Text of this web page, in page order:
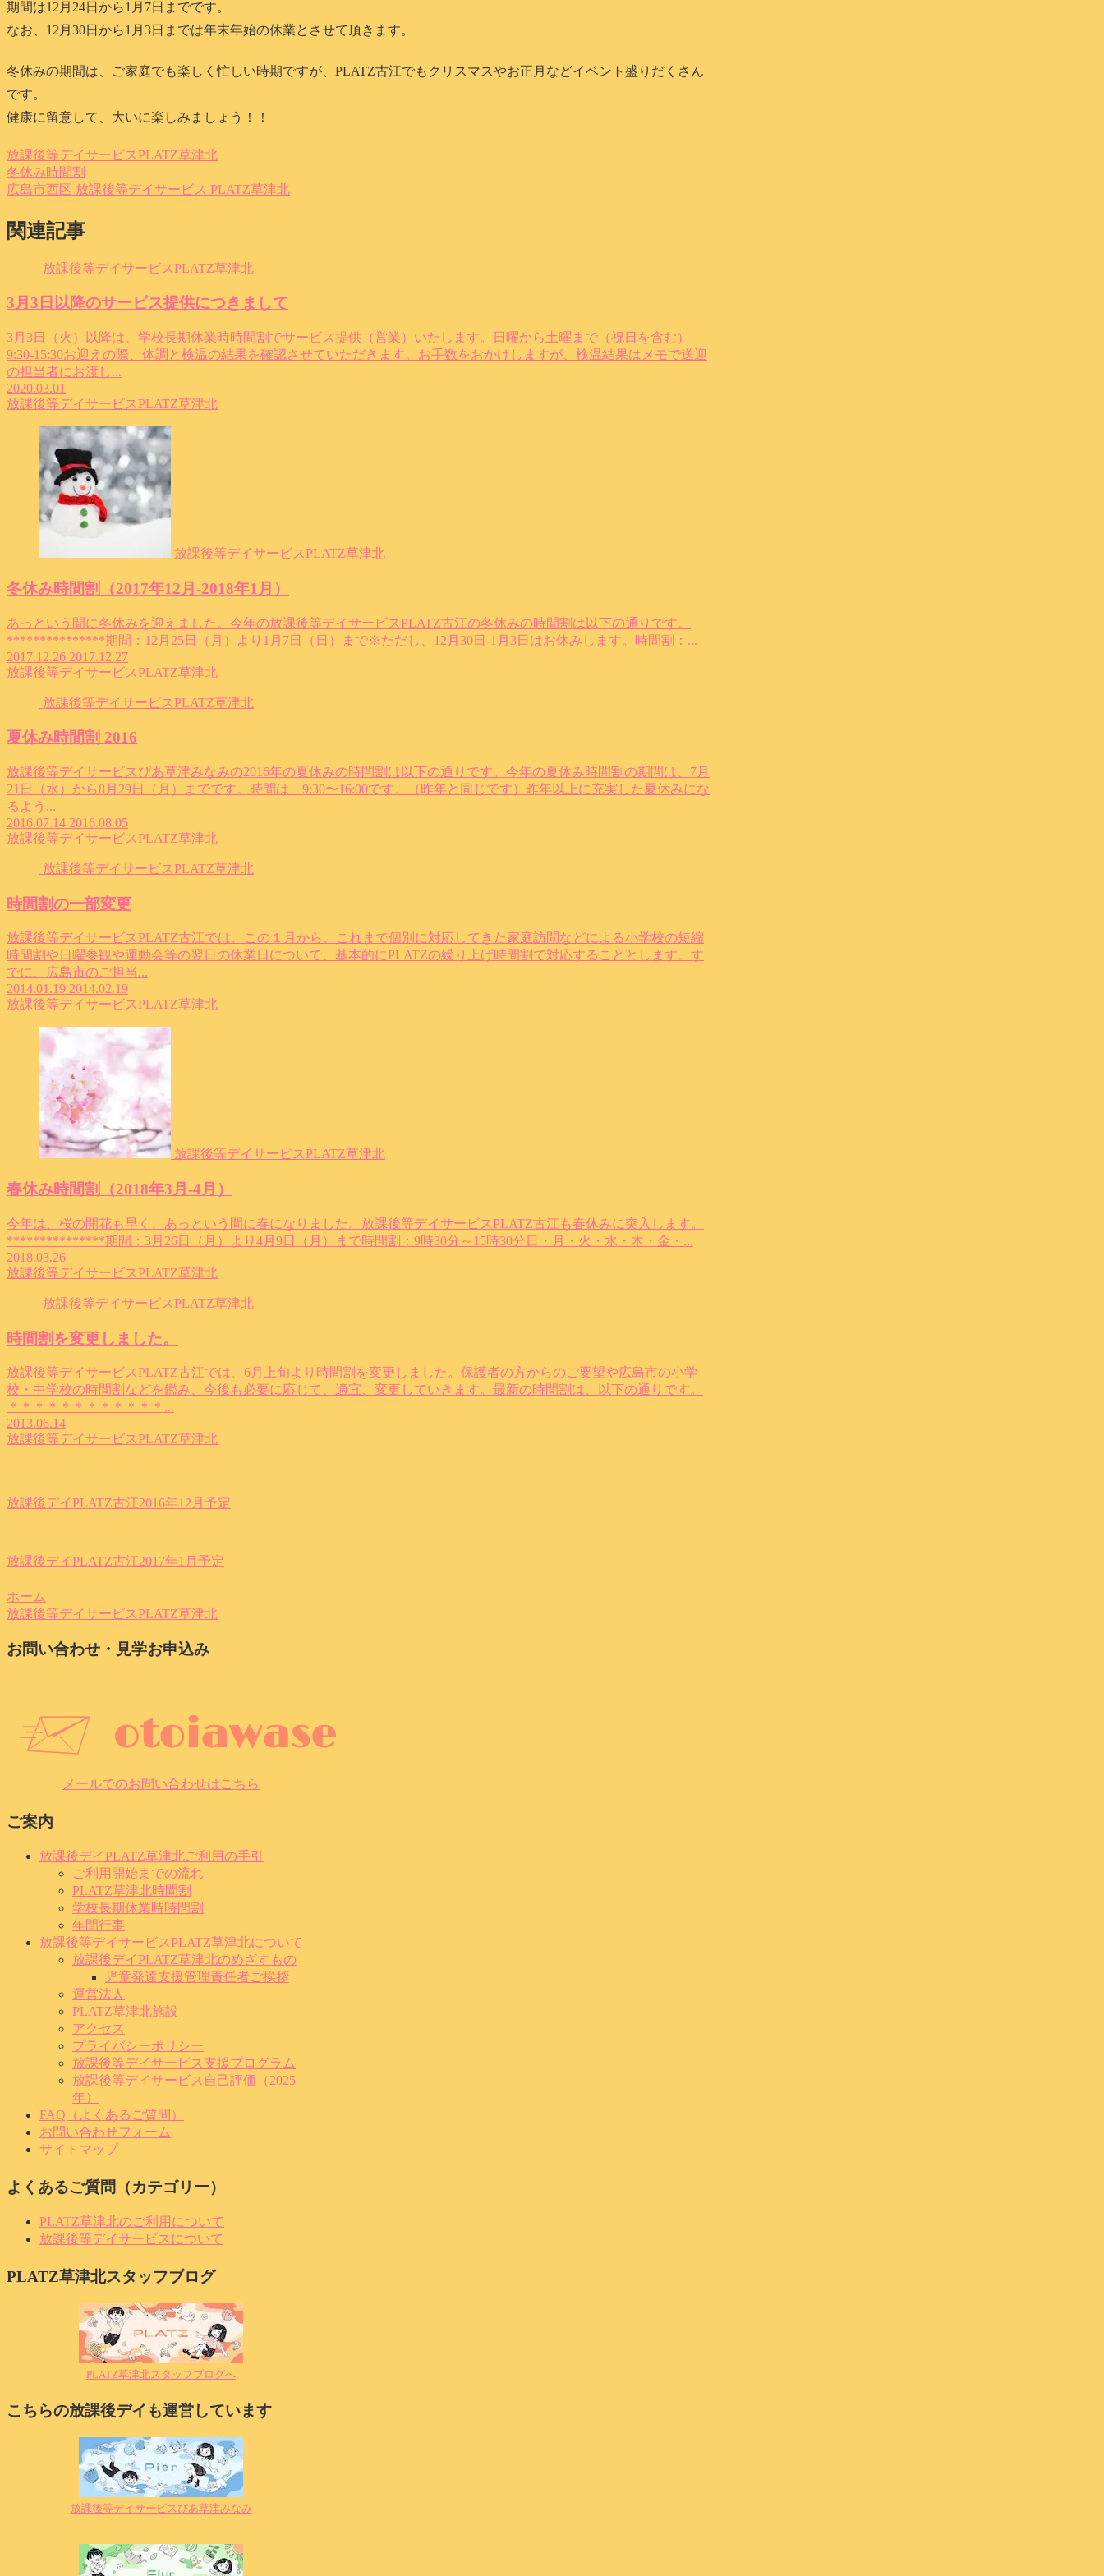
期間は12月24日から1月7日までです。
なお、12月30日から1月3日までは年末年始の休業とさせて頂きます。
冬休みの期間は、ご家庭でも楽しく忙しい時期ですが、PLATZ古江でもクリスマスやお正月などイベント盛りだくさん
です。
健康に留意して、大いに楽しみましょう！！
放課後等デイサービスPLATZ草津北
冬休み時間割
広島市西区 放課後等デイサービス PLATZ草津北
関連記事
放課後等デイサービスPLATZ草津北
3月3日以降のサービス提供につきまして
3月3日（火）以降は、学校長期休業時時間割でサービス提供（営業）いたします。日曜から土曜まで（祝日を含む）
9:30-15:30お迎えの際、体調と検温の結果を確認させていただきます。お手数をおかけしますが、検温結果はメモで送迎
の担当者にお渡し...
2020.03.01
放課後等デイサービスPLATZ草津北
放課後等デイサービスPLATZ草津北
冬休み時間割（2017年12月-2018年1月）
あっという間に冬休みを迎えました。今年の放課後等デイサービスPLATZ古江の冬休みの時間割は以下の通りです。
***************期間：12月25日（月）より1月7日（日）まで※ただし、12月30日-1月3日はお休みします。時間割：...
2017.12.26 2017.12.27
放課後等デイサービスPLATZ草津北
放課後等デイサービスPLATZ草津北
夏休み時間割 2016
放課後等デイサービスぴあ草津みなみの2016年の夏休みの時間割は以下の通りです。今年の夏休み時間割の期間は、7月
21日（水）から8月29日（月）までです。時間は、9:30〜16:00です。（昨年と同じです）昨年以上に充実した夏休みにな
るよう...
2016.07.14 2016.08.05
放課後等デイサービスPLATZ草津北
放課後等デイサービスPLATZ草津北
時間割の一部変更
放課後等デイサービスPLATZ古江では、この１月から、これまで個別に対応してきた家庭訪問などによる小学校の短縮
時間割や日曜参観や運動会等の翌日の休業日について、基本的にPLATZの繰り上げ時間割で対応することとします。す
でに、広島市のご担当...
2014.01.19 2014.02.19
放課後等デイサービスPLATZ草津北
放課後等デイサービスPLATZ草津北
春休み時間割（2018年3月-4月）
今年は、桜の開花も早く、あっという間に春になりました。放課後等デイサービスPLATZ古江も春休みに突入します。
***************期間：3月26日（月）より4月9日（月）まで時間割：9時30分～15時30分日・月・火・水・木・金・...
2018.03.26
放課後等デイサービスPLATZ草津北
放課後等デイサービスPLATZ草津北
時間割を変更しました。
放課後等デイサービスPLATZ古江では、6月上旬より時間割を変更しました。保護者の方からのご要望や広島市の小学
校・中学校の時間割などを鑑み、今後も必要に応じて、適宜、変更していきます。最新の時間割は、以下の通りです。
＊＊＊＊＊＊＊＊＊＊＊＊...
2013.06.14
放課後等デイサービスPLATZ草津北
放課後デイPLATZ古江2016年12月予定
放課後デイPLATZ古江2017年1月予定
ホーム
放課後等デイサービスPLATZ草津北
お問い合わせ・見学お申込み
メールでのお問い合わせはこちら
ご案内
放課後デイPLATZ草津北ご利用の手引
ご利用開始までの流れ
PLATZ草津北時間割
学校長期休業時時間割
年間行事
放課後等デイサービスPLATZ草津北について
放課後デイPLATZ草津北のめざすもの
児童発達支援管理責任者ご挨拶
運営法人
PLATZ草津北施設
アクセス
プライバシーポリシー
放課後等デイサービス支援プログラム
放課後等デイサービス自己評価（2025
年）
FAQ（よくあるご質問）
お問い合わせフォーム
サイトマップ
よくあるご質問（カテゴリー）
PLATZ草津北のご利用について
放課後等デイサービスについて
PLATZ草津北スタッフブログ
PLATZ草津北スタッフブログへ
こちらの放課後デイも運営しています
放課後等デイサービスぴあ草津みなみ